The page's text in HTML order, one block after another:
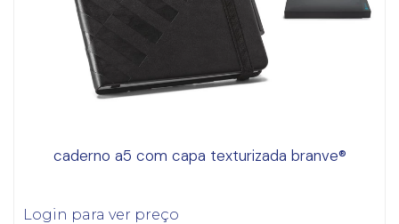
caderno a5 com capa texturizada branve®
Login para ver preço